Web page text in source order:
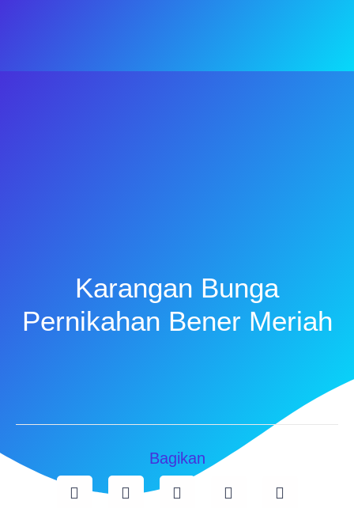
Karangan Bunga
Pernikahan Bener Meriah
Bagikan